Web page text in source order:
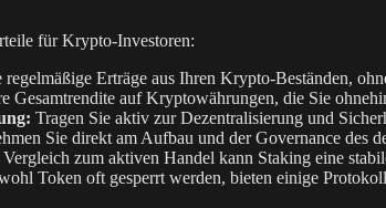
für Krypto-Investoren:
regelmäßige Erträge aus Ihren Krypto-Beständen,
Gesamtrendite auf Kryptowährungen, die Sie
Tragen Sie aktiv zur Dezentralisierung und
Sie direkt am Aufbau und der Governance des
zum aktiven Handel kann Staking eine
Token oft gesperrt werden, bieten einige